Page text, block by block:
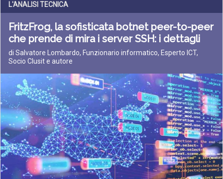
L'ANALISI TECNICA
FritzFrog, la sofisticata botnet peer-to-peer
che prende di mira i server SSH: i dettagli
di Salvatore Lombardo, Funzionario informatico, Esperto ICT,
Socio Clusit e autore